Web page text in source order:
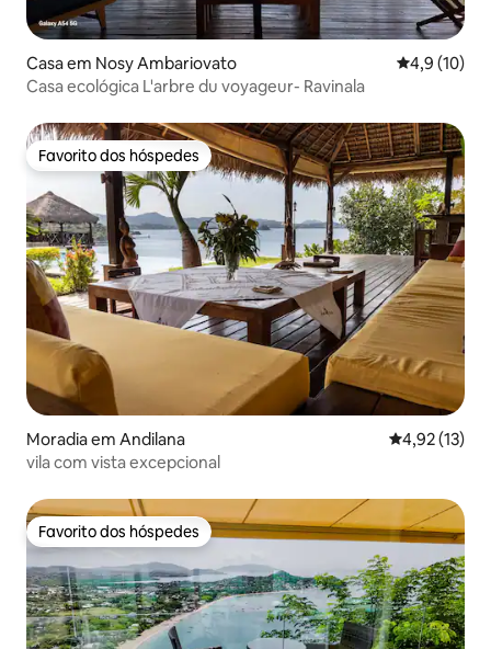
Casa em Nosy Ambariovato
4,9 (10)
Casa ecológica L'arbre du voyageur- Ravinala
Favorito dos hóspedes
Favorito dos hóspedes
Moradia em Andilana Classificação
4,92 (13)
vila com vista excepcional
Favorito dos hóspedes
Favorito dos hóspedes